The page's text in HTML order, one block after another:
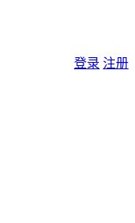
登录 注册